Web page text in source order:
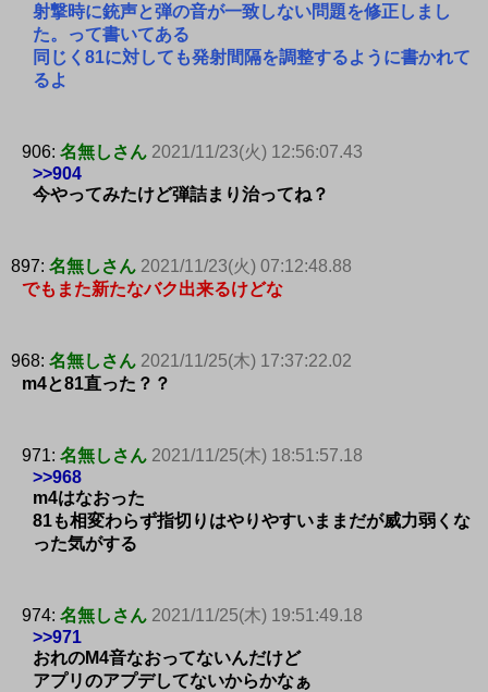
射撃時に銃声と弾の音が一致しない問題を修正しまし
た。って書いてある
同じく81に対しても発射間隔を調整するように書かれて
るよ
906: 名無しさん 2021/11/23(火) 12:56:07.43
>>904
今やってみたけど弾詰まり治ってね？
897: 名無しさん 2021/11/23(火) 07:12:48.88
でもまた新たなバク出来るけどな
968: 名無しさん 2021/11/25(木) 17:37:22.02
m4と81直った？？
971: 名無しさん 2021/11/25(木) 18:51:57.18
>>968
m4はなおった
81も相変わらず指切りはやりやすいままだが威力弱くな
った気がする
974: 名無しさん 2021/11/25(木) 19:51:49.18
>>971
おれのM4音なおってないんだけど
アプリのアプデしてないからかなぁ